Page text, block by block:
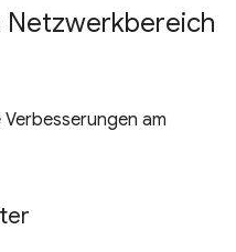
Netzwerkbereich
am